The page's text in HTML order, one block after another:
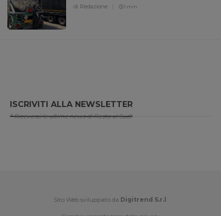
di Redazione 1 min
ISCRIVITI ALLA NEWSLETTER
* Riceverai le ultime news di Resto al Sud!
Sito Web sviluppato da Digitrend S.r.l .